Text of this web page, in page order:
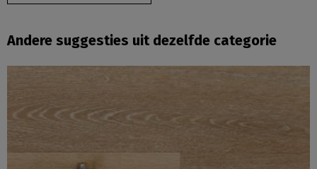
Andere suggesties uit dezelfde categorie